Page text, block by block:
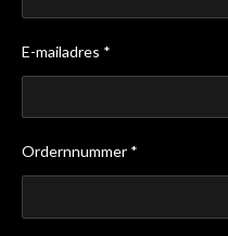
E-mailadres *
Ordernnummer *